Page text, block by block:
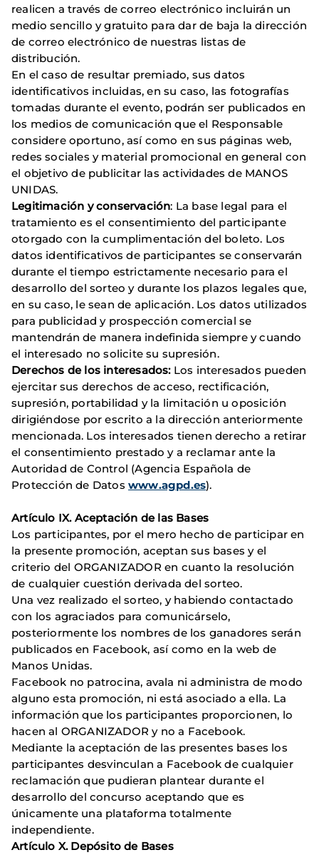
realicen a través de correo electrónico incluirán un
medio sencillo y gratuito para dar de baja la dirección
de correo electrónico de nuestras listas de
distribución.
En el caso de resultar premiado, sus datos
identificativos incluidas, en su caso, las fotografías
tomadas durante el evento, podrán ser publicados en
los medios de comunicación que el Responsable
considere oportuno, así como en sus páginas web,
redes sociales y material promocional en general con
el objetivo de publicitar las actividades de MANOS
UNIDAS.
Legitimación y conservación: La base legal para el
tratamiento es el consentimiento del participante
otorgado con la cumplimentación del boleto. Los
datos identificativos de participantes se conservarán
durante el tiempo estrictamente necesario para el
desarrollo del sorteo y durante los plazos legales que,
en su caso, le sean de aplicación. Los datos utilizados
para publicidad y prospección comercial se
mantendrán de manera indefinida siempre y cuando
el interesado no solicite su supresión.
Derechos de los interesados:Los interesados pueden
ejercitar sus derechos de acceso, rectificación,
supresión, portabilidad y la limitación u oposición
dirigiéndose por escrito a la dirección anteriormente
mencionada. Los interesados tienen derecho a retirar
el consentimiento prestado y a reclamar ante la
Autoridad de Control (Agencia Española de
Protección de Datos www.agpd.es).
Artículo IX. Aceptación de las Bases
Los participantes, por el mero hecho de participar en
la presente promoción, aceptan sus bases y el
criterio del ORGANIZADOR en cuanto la resolución
de cualquier cuestión derivada del sorteo.
Una vez realizado el sorteo, y habiendo contactado
con los agraciados para comunicárselo,
posteriormente los nombres de los ganadores serán
publicados en Facebook, así como en la web de
Manos Unidas.
Facebook no patrocina, avala ni administra de modo
alguno esta promoción, ni está asociado a ella. La
información que los participantes proporcionen, lo
hacen al ORGANIZADOR y no a Facebook.
Mediante la aceptación de las presentes bases los
participantes desvinculan a Facebook de cualquier
reclamación que pudieran plantear durante el
desarrollo del concurso aceptando que es
únicamente una plataforma totalmente
independiente.
Artículo X. Depósito de Bases